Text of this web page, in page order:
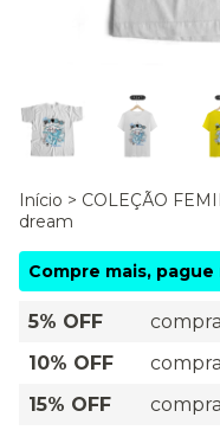
Início > COLEÇÃO
dream
Compre mais, pague
5% OFF
10% OFF
15% OFF